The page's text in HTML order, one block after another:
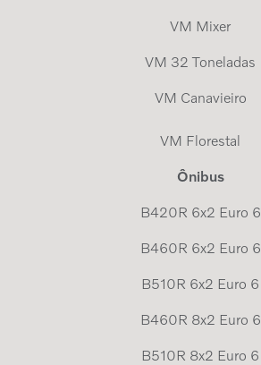
VM Mixer
VM 32 Toneladas
VM Canavieiro
VM Florestal
Ônibus
B420R 6x2 Euro 6
B460R 6x2 Euro 6
B510R 6x2 Euro 6
B460R 8x2 Euro 6
B510R 8x2 Euro 6